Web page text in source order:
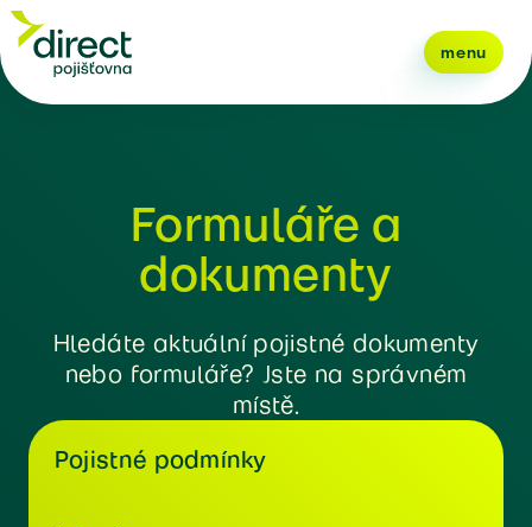
menu
Formuláře a
dokumenty
Hledáte aktuální pojistné dokumenty
nebo formuláře? Jste na správném
místě.
Pojistné podmínky